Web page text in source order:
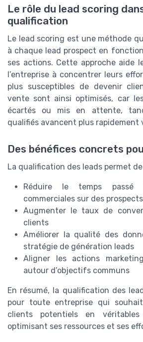
Le rôle du lead scoring
qualification
Le lead scoring est une méthode
à chaque lead prospect en
ses actions. Cette approche aide
l’entreprise à concentrer leurs
plus susceptibles de devenir
vente sont ainsi optimisés, car
écartés ou mis en attente,
qualifiés avancent plus rapidement
Des bénéfices concrets
La qualification des leads permet de
Réduire le temps passé
commerciales sur des
Augmenter le taux de
clients
Améliorer la qualité des
stratégie de génération leads
Aligner les actions
autour d’objectifs communs
En résumé, la qualification des
pour toute entreprise qui
clients potentiels en
optimisant ses ressources et ses